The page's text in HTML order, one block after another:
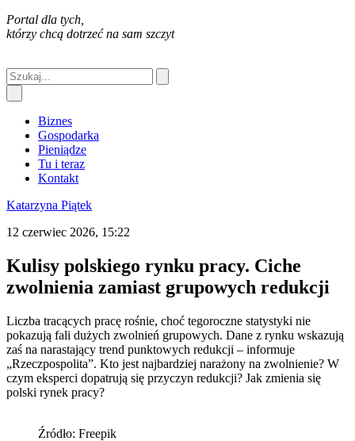
Portal dla tych,
którzy chcą dotrzeć na sam szczyt
Biznes
Gospodarka
Pieniądze
Tu i teraz
Kontakt
Katarzyna Piątek
12 czerwiec 2026, 15:22
Kulisy polskiego rynku pracy. Ciche
zwolnienia zamiast grupowych redukcji
Liczba tracących pracę rośnie, choć tegoroczne statystyki nie
pokazują fali dużych zwolnień grupowych. Dane z rynku wskazują
zaś na narastający trend punktowych redukcji – informuje
„Rzeczpospolita”. Kto jest najbardziej narażony na zwolnienie? W
czym eksperci dopatrują się przyczyn redukcji? Jak zmienia się
polski rynek pracy?
Źródło: Freepik